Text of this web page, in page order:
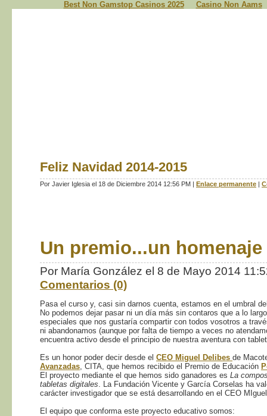
Best Non Gamstop Casinos 2025 Casino Non Aams
Feliz Navidad 2014-2015
Por Javier Iglesia el 18 de Diciembre 2014 12:56 PM | Enlace permanente |
Un premio...un homenaje
Por María González el 8 de Mayo 2014
Comentarios (0)
Pasa el curso y, casi sin darnos cuenta, estamos en el umbral
No podemos dejar pasar ni un día más sin contaros que a lo
especiales que nos gustaría compartir con todos vosotros a
ni abandonamos (aunque por falta de tiempo a veces no
encuentra activo desde el principio de nuestra aventura con
Es un honor poder decir desde el CEO Miguel Delibes de
Avanzadas , CITA, que hemos recibido el Premio de Educación
El proyecto mediante el que hemos sido ganadores es La
tabletas digitales . La Fundación Vicente y García Corselas ha
carácter investigador que se está desarrollando en el CEO
El equipo que conforma este proyecto educativo somos: